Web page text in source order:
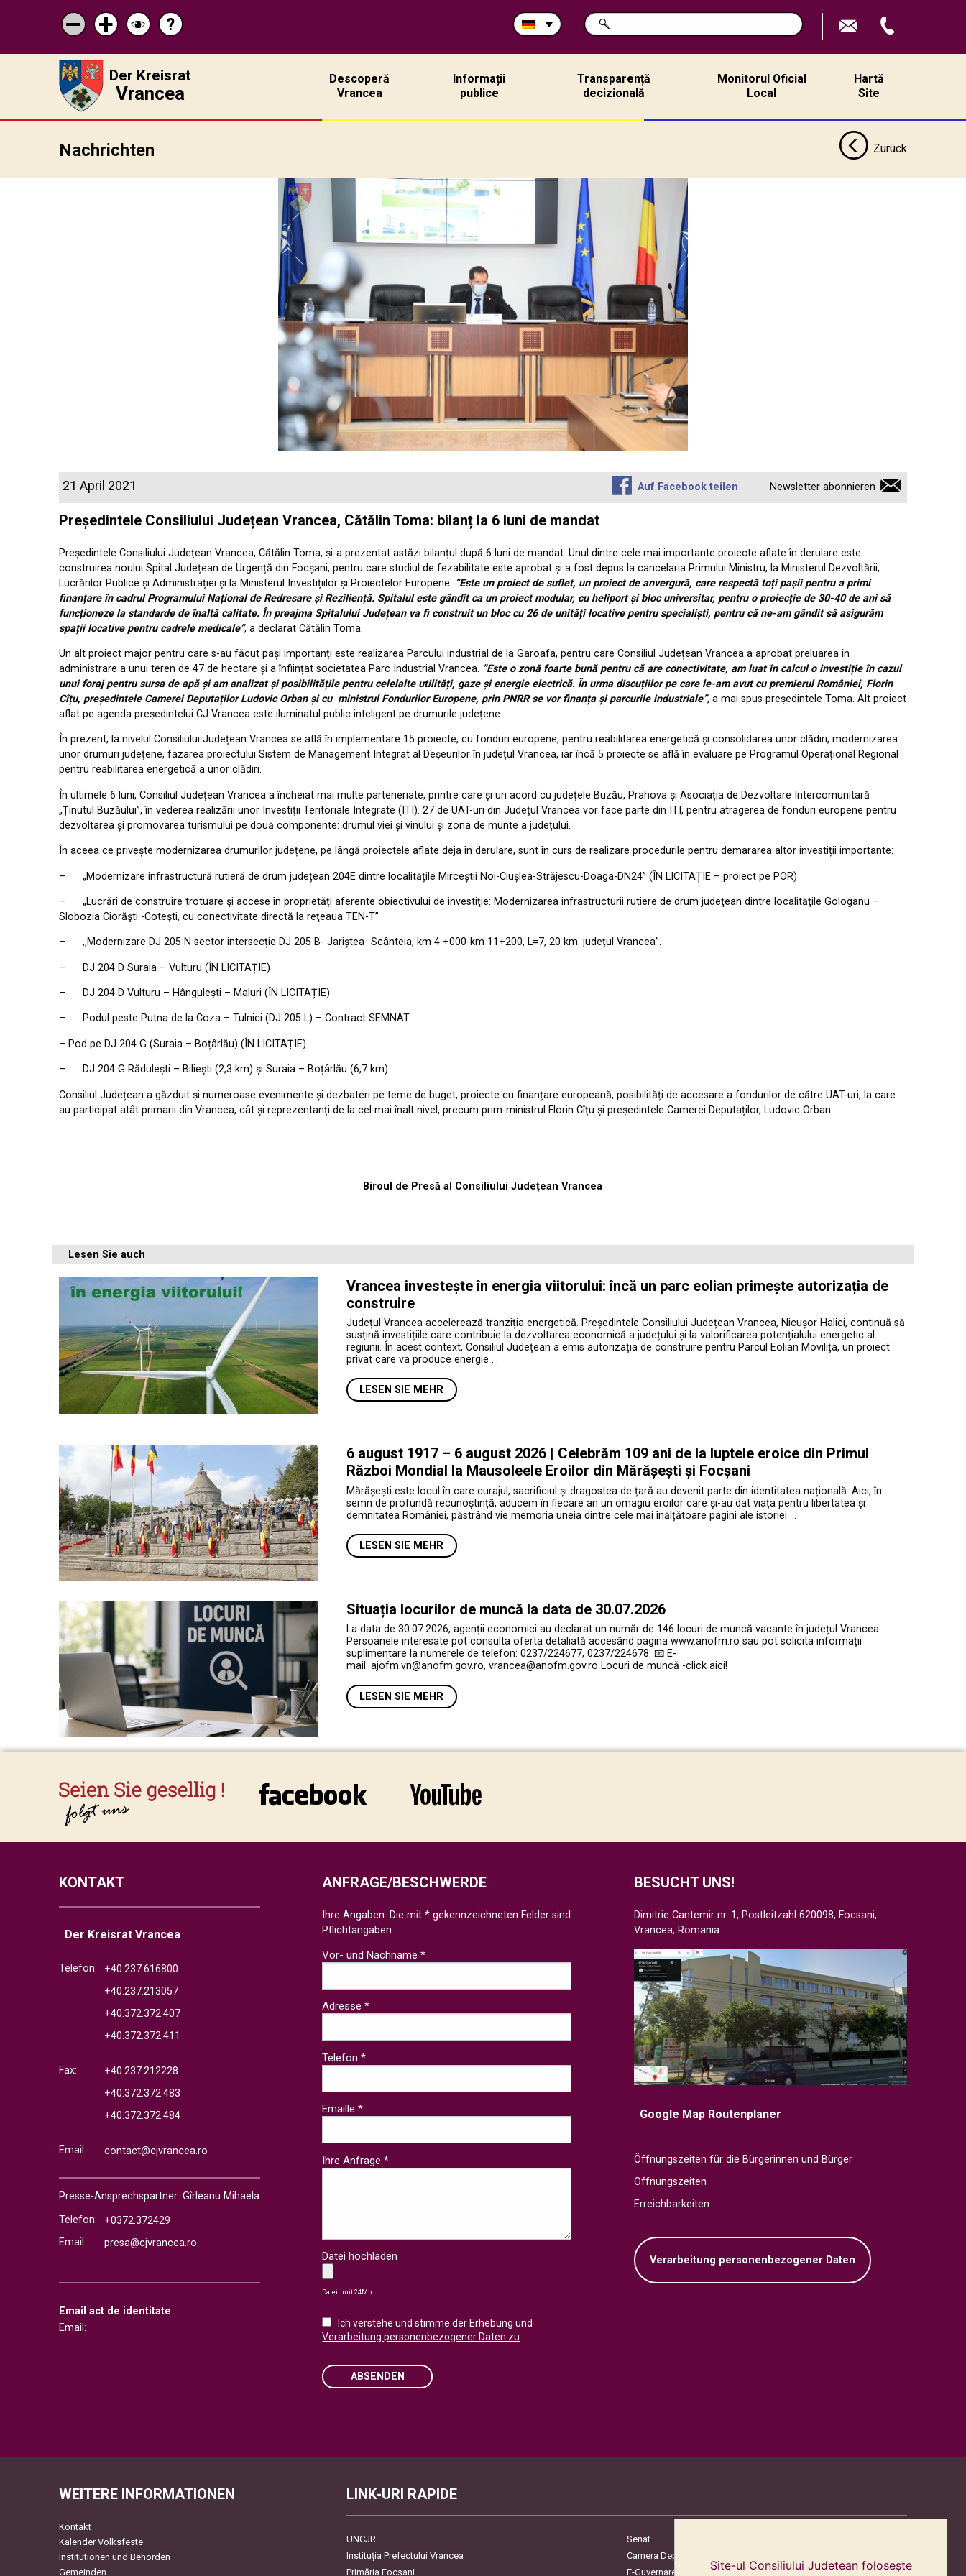
Micșorează
scrisul
Mărește
scrisul
Schimbă
contrastul
Pagina
de
ajutor
?
Durchsuchen
Sie
SUCHE
Der Kreisrat
Vrancea
Descoperă
Vrancea
Informații
publice
Transparență
decizională
Monitorul Oficial
Local
Hartă
Site
Nachrichten Zurück
21 April 2021 Auf Facebook teilen Newsletter abonnieren
Președintele Consiliului Județean Vrancea, Cătălin Toma: bilanț la 6 luni de mandat
Președintele Consiliului Județean Vrancea, Cătălin Toma, și-a prezentat astăzi bilanțul după 6 luni de mandat. Unul dintre cele mai importante proiecte aflate în derulare este
construirea noului Spital Județean de Urgență din Focșani, pentru care studiul de fezabilitate este aprobat și a fost depus la cancelaria Primului Ministru, la Ministerul Dezvoltării,
Lucrărilor Publice și Administrației și la Ministerul Investițiilor și Proiectelor Europene. ”Este un proiect de suflet, un proiect de anvergură, care respectă toți pașii pentru a primi
finanțare în cadrul Programului Național de Redresare și Reziliență. Spitalul este gândit ca un proiect modular, cu heliport și bloc universitar, pentru o proiecție de 30-40 de ani să
funcționeze la standarde de înaltă calitate. În preajma Spitalului Județean va fi construit un bloc cu 26 de unități locative pentru specialiști, pentru că ne-am gândit să asigurăm
spații locative pentru cadrele medicale”, a declarat Cătălin Toma.
Un alt proiect major pentru care s-au făcut pași importanți este realizarea Parcului industrial de la Garoafa, pentru care Consiliul Județean Vrancea a aprobat preluarea în
administrare a unui teren de 47 de hectare și a înființat societatea Parc Industrial Vrancea. ”Este o zonă foarte bună pentru că are conectivitate, am luat în calcul o investiție în cazul
unui foraj pentru sursa de apă și am analizat și posibilitățile pentru celelalte utilități, gaze și energie electrică. În urma discuțiilor pe care le-am avut cu premierul României, Florin
Cîțu, președintele Camerei Deputaților Ludovic Orban și cu ministrul Fondurilor Europene, prin PNRR se vor finanța și parcurile industriale”, a mai spus președintele Toma. Alt proiect
aflat pe agenda președintelui CJ Vrancea este iluminatul public inteligent pe drumurile județene.
În prezent, la nivelul Consiliului Județean Vrancea se află în implementare 15 proiecte, cu fonduri europene, pentru reabilitarea energetică și consolidarea unor clădiri, modernizarea
unor drumuri județene, fazarea proiectului Sistem de Management Integrat al Deșeurilor în județul Vrancea, iar încă 5 proiecte se află în evaluare pe Programul Operațional Regional
pentru reabilitarea energetică a unor clădiri.
În ultimele 6 luni, Consiliul Județean Vrancea a încheiat mai multe parteneriate, printre care și un acord cu județele Buzău, Prahova și Asociația de Dezvoltare Intercomunitară
„Ținutul Buzăului”, în vederea realizării unor Investiții Teritoriale Integrate (ITI). 27 de UAT-uri din Județul Vrancea vor face parte din ITI, pentru atragerea de fonduri europene pentru
dezvoltarea și promovarea turismului pe două componente: drumul viei și vinului și zona de munte a județului.
În aceea ce privește modernizarea drumurilor județene, pe lângă proiectele aflate deja în derulare, sunt în curs de realizare procedurile pentru demararea altor investiții importante:
– „Modernizare infrastructură rutieră de drum județean 204E dintre localitățile Mirceștii Noi-Ciușlea-Străjescu-Doaga-DN24” (ÎN LICITAȚIE – proiect pe POR)
– „Lucrări de construire trotuare şi accese în proprietăți aferente obiectivului de investiţie: Modernizarea infrastructurii rutiere de drum judeţean dintre localităţile Gologanu –
Slobozia Ciorăşti -Coteşti, cu conectivitate directă la reţeaua TEN-T”
– ,,Modernizare DJ 205 N sector intersecție DJ 205 B- Jariștea- Scânteia, km 4 +000-km 11+200, L=7, 20 km. județul Vrancea”.
– DJ 204 D Suraia – Vulturu (ÎN LICITAȚIE)
– DJ 204 D Vulturu – Hângulești – Maluri (ÎN LICITAȚIE)
– Podul peste Putna de la Coza – Tulnici (DJ 205 L) – Contract SEMNAT
– Pod pe DJ 204 G (Suraia – Boțârlău) (ÎN LICITAȚIE)
– DJ 204 G Rădulești – Biliești (2,3 km) și Suraia – Boțârlău (6,7 km)
Consiliul Județean a găzduit și numeroase evenimente și dezbateri pe teme de buget, proiecte cu finanțare europeană, posibilități de accesare a fondurilor de către UAT-uri, la care
au participat atât primarii din Vrancea, cât și reprezentanți de la cel mai înalt nivel, precum prim-ministrul Florin Cîțu și președintele Camerei Deputaților, Ludovic Orban.
Biroul de Presă al Consiliului Județean Vrancea
Lesen Sie auch
Vrancea investește în energia viitorului: încă un parc eolian primește autorizația de
construire
Județul Vrancea accelerează tranziția energetică. Președintele Consiliului Județean Vrancea, Nicușor Halici, continuă să
susțină investițiile care contribuie la dezvoltarea economică a județului și la valorificarea potențialului energetic al
regiunii. În acest context, Consiliul Județean a emis autorizația de construire pentru Parcul Eolian Movilița, un proiect
privat care va produce energie …
LESEN SIE MEHR
6 august 1917 – 6 august 2026 | Celebrăm 109 ani de la luptele eroice din Primul
Război Mondial la Mausoleele Eroilor din Mărășești și Focșani
Mărășești este locul în care curajul, sacrificiul și dragostea de țară au devenit parte din identitatea națională. Aici, în
semn de profundă recunoștință, aducem în fiecare an un omagiu eroilor care și-au dat viața pentru libertatea și
demnitatea României, păstrând vie memoria uneia dintre cele mai înălțătoare pagini ale istoriei …
LESEN SIE MEHR
Situația locurilor de muncă la data de 30.07.2026
La data de 30.07.2026, agenții economici au declarat un număr de 146 locuri de muncă vacante în județul Vrancea.
Persoanele interesate pot consulta oferta detaliată accesând pagina www.anofm.ro sau pot solicita informații
suplimentare la numerele de telefon: 0237/224677, 0237/224678. 📧 E-
mail: ajofm.vn@anofm.gov.ro, vrancea@anofm.gov.ro Locuri de muncă -click aici!
LESEN SIE MEHR
KONTAKT
Der Kreisrat Vrancea
Telefon:
+40.237.616800
+40.237.213057
+40.372.372.407
+40.372.372.411
Fax:
+40.237.212228
+40.372.372.483
+40.372.372.484
Email: contact@cjvrancea.ro
Presse-Ansprechspartner: Gîrleanu Mihaela
Telefon:
+0372.372429
Email:
presa@cjvrancea.ro
Email act de identitate
Email:
BESUCHT UNS!
Dimitrie Cantemir nr. 1, Postleitzahl 620098, Focsani,
Vrancea, Romania
Google Map Routenplaner
Öffnungszeiten für die Bürgerinnen und Bürger
Öffnungszeiten
Erreichbarkeiten
Verarbeitung personenbezogener Daten
ANFRAGE/BESCHWERDE
Ihre Angaben. Die mit * gekennzeichneten Felder sind
Pflichtangaben.
Vor- und Nachname *
Adresse *
Telefon *
Emaille *
Ihre Anfrage *
Datei hochladen
Dateilimit 24Mb
Ich verstehe und stimme der Erhebung und
Verarbeitung personenbezogener Daten zu
ABSENDEN
WEITERE INFORMATIONEN
Kontakt
Kalender Volksfeste
Institutionen und Behörden
Gemeinden
LINK-URI RAPIDE
UNCJR
Senat
Instituția Prefectului Vrancea
Camera Deputaților
Primăria Focşani
E-Guvernare
Site-ul Consiliului Judetean folosește